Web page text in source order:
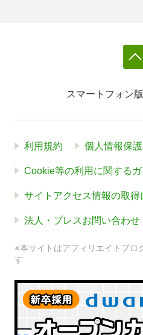
スマートフォン版
利用規約 個人情報保
Cookie等の利用に関する
サイトアクセス情報の取得
法人・プレスお問い合わせ
※本サイトはアフィリエイトプロ
す